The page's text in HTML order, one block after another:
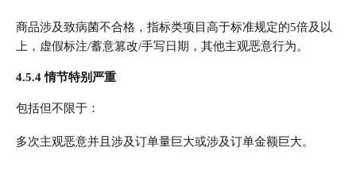
商品涉及致病菌不合格，指标类项目高于标准规定的5倍及以
上，虚假标注/蓄意篡改/手写日期，其他主观恶意行为。
4.5.4 情节特别严重
包括但不限于：
多次主观恶意并且涉及订单量巨大或涉及订单金额巨大。